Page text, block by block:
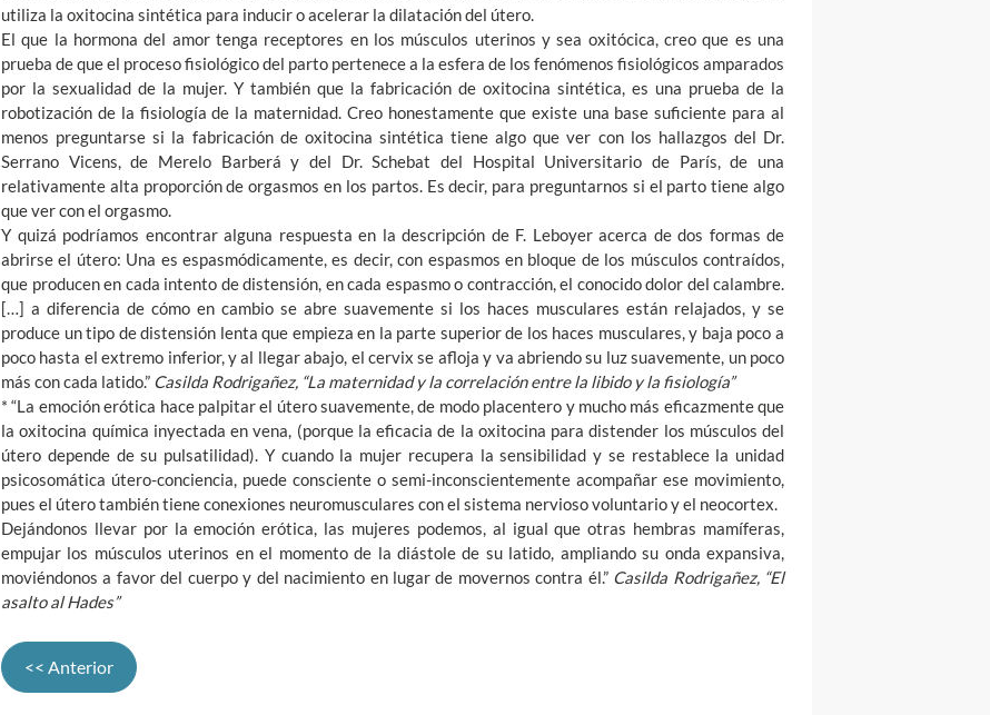
utiliza la oxitocina sintética para inducir o acelerar la dilatación del útero.
El que la hormona del amor tenga receptores en los músculos uterinos y sea oxitócica, creo que es una
prueba de que el proceso fisiológico del parto pertenece a la esfera de los fenómenos fisiológicos amparados
por la sexualidad de la mujer. Y también que la fabricación de oxitocina sintética, es una prueba de la
robotización de la fisiología de la maternidad. Creo honestamente que existe una base suficiente para al
menos preguntarse si la fabricación de oxitocina sintética tiene algo que ver con los hallazgos del Dr.
Serrano Vicens, de Merelo Barberá y del Dr. Schebat del Hospital Universitario de París, de una
relativamente alta proporción de orgasmos en los partos. Es decir, para preguntarnos si el parto tiene algo
que ver con el orgasmo.
Y quizá podríamos encontrar alguna respuesta en la descripción de F. Leboyer acerca de dos formas de
abrirse el útero: Una es espasmódicamente, es decir, con espasmos en bloque de los músculos contraídos,
que producen en cada intento de distensión, en cada espasmo o contracción, el conocido dolor del calambre.
[…] a diferencia de cómo en cambio se abre suavemente si los haces musculares están relajados, y se
produce un tipo de distensión lenta que empieza en la parte superior de los haces musculares, y baja poco a
poco hasta el extremo inferior, y al llegar abajo, el cervix se afloja y va abriendo su luz suavemente, un poco
más con cada latido.” Casilda Rodrigañez, “La maternidad y la correlación entre la libido y la fisiología”
* “La emoción erótica hace palpitar el útero suavemente, de modo placentero y mucho más eficazmente que
la oxitocina química inyectada en vena, (porque la eficacia de la oxitocina para distender los músculos del
útero depende de su pulsatilidad). Y cuando la mujer recupera la sensibilidad y se restablece la unidad
psicosomática útero-conciencia, puede consciente o semi-inconscientemente acompañar ese movimiento,
pues el útero también tiene conexiones neuromusculares con el sistema nervioso voluntario y el neocortex.
Dejándonos llevar por la emoción erótica, las mujeres podemos, al igual que otras hembras mamíferas,
empujar los músculos uterinos en el momento de la diástole de su latido, ampliando su onda expansiva,
moviéndonos a favor del cuerpo y del nacimiento en lugar de movernos contra él.” Casilda Rodrigañez, “El
asalto al Hades”
<< Anterior